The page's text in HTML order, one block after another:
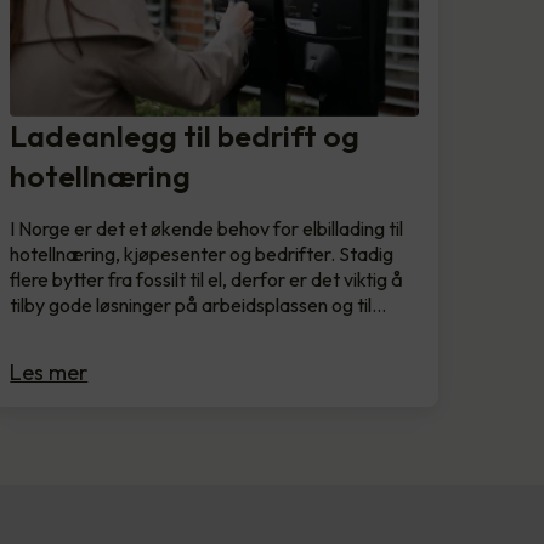
Ladeanlegg til bedrift og
hotellnæring
I Norge er det et økende behov for elbillading til
hotellnæring, kjøpesenter og bedrifter. Stadig
flere bytter fra fossilt til el, derfor er det viktig å
tilby gode løsninger på arbeidsplassen og til…
Les mer